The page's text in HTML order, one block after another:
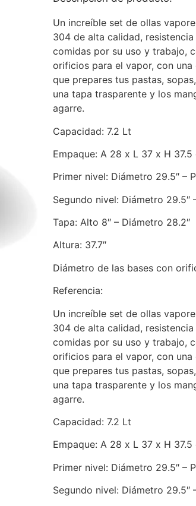
Un increíble set de ollas
304 de alta calidad,
comidas por su uso y trabajo,
orificios para el vapor, con
que prepares tus pastas,
una tapa trasparente y los
agarre.
Capacidad: 7.2 Lt
Empaque: A 28 x L 37 x H 37.5
Primer nivel: Diámetro 29.5″ –
Segundo nivel: Diámetro 29.5″
Tapa: Alto 8″ – Diámetro 28.2″
Altura: 37.7″
Diámetro de las bases con
Referencia:
Un increíble set de ollas
304 de alta calidad,
comidas por su uso y trabajo,
orificios para el vapor, con
que prepares tus pastas,
una tapa trasparente y los
agarre.
Capacidad: 7.2 Lt
Empaque: A 28 x L 37 x H 37.5
Primer nivel: Diámetro 29.5″ –
Segundo nivel: Diámetro 29.5″